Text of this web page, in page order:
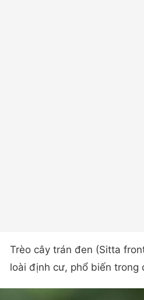
Trèo cây trán đen (Sitta
loài định cư, phổ biến trong